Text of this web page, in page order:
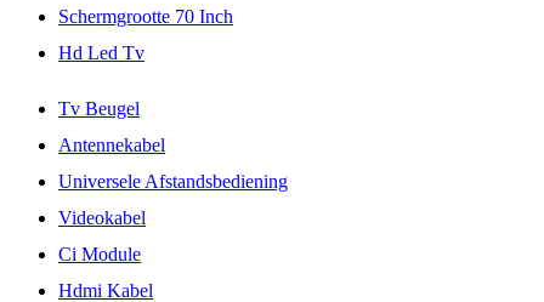
Schermgrootte 70 Inch
Hd Led Tv
Tv Beugel
Antennekabel
Universele Afstandsbediening
Videokabel
Ci Module
Hdmi Kabel